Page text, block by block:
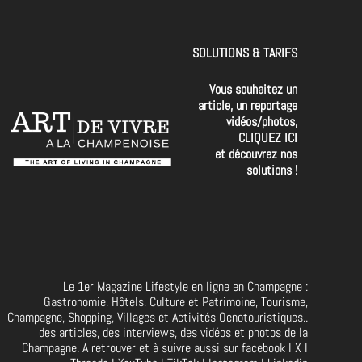
SOLUTIONS & TARIFS
Vous souhaitez un
article, un reportage
vidéos/photos,
CLIQUEZ ICI
et découvrez nos
solutions !
Le 1er Magazine Lifestyle en ligne en Champagne :
Gastronomie, Hôtels, Culture et Patrimoine, Tourisme,
Champagne, Shopping, Villages et Activités Oenotouristiques..
des articles, des interviews, des vidéos et photos de la
Champagne. A retrouver et à suivre aussi sur facebook I X I